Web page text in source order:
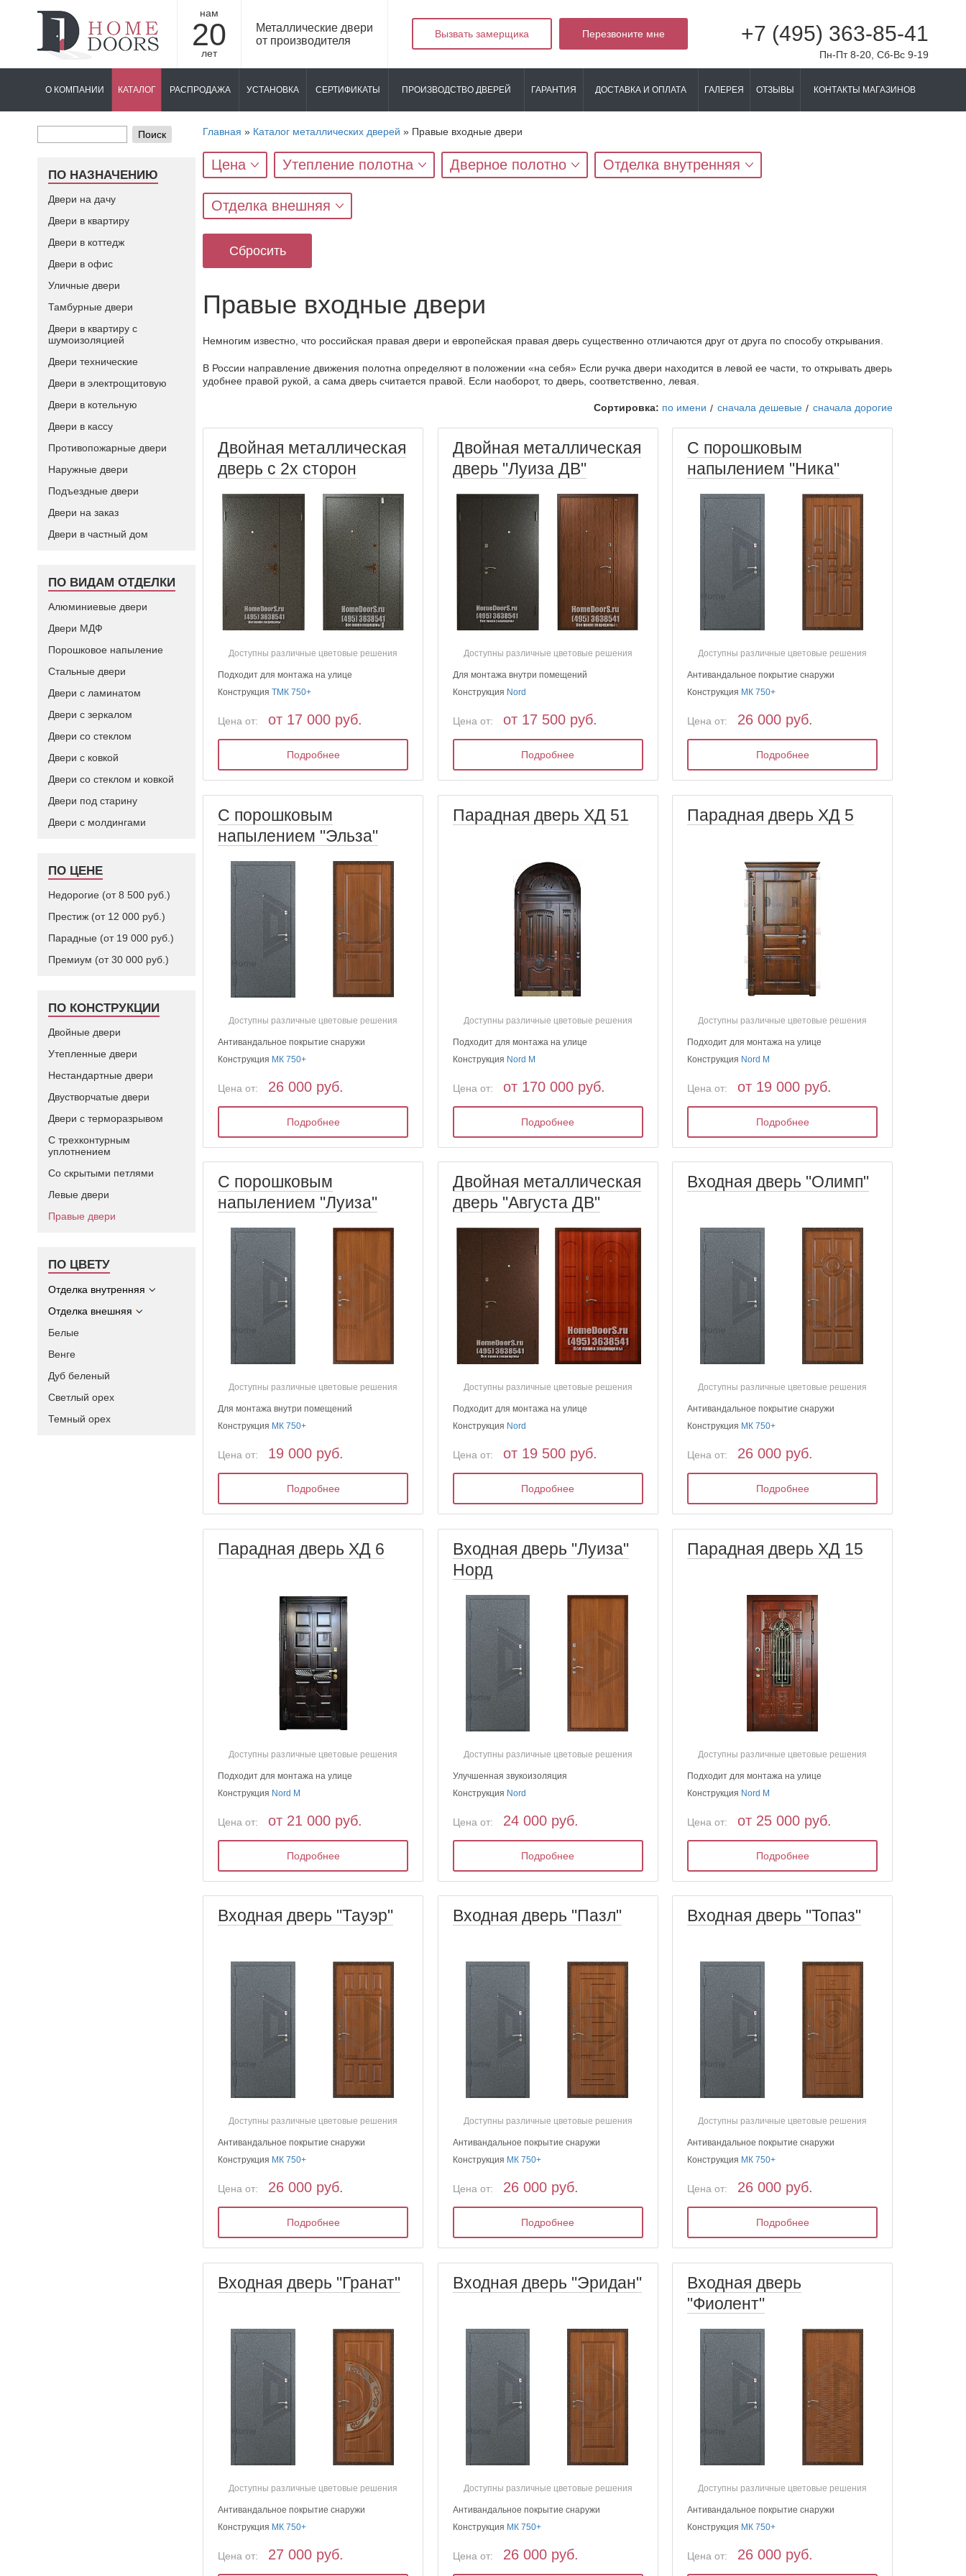
нам
20
лет
Металлические двери
от производителя
Вызвать замерщика Перезвоните мне +7 (495) 363-85-41
Пн-Пт 8-20, Сб-Вс 9-19
О КОМПАНИИ КАТАЛОГ РАСПРОДАЖА УСТАНОВКА СЕРТИФИКАТЫ ПРОИЗВОДСТВО ДВЕРЕЙ ГАРАНТИЯ ДОСТАВКА И ОПЛАТА ГАЛЕРЕЯ ОТЗЫВЫ КОНТАКТЫ МАГАЗИНОВ
Поиск
ПО НАЗНАЧЕНИЮ
Двери на дачу
Двери в квартиру
Двери в коттедж
Двери в офис
Уличные двери
Тамбурные двери
Двери в квартиру с
шумоизоляцией
Двери технические
Двери в электрощитовую
Двери в котельную
Двери в кассу
Противопожарные двери
Наружные двери
Подъездные двери
Двери на заказ
Двери в частный дом
ПО ВИДАМ ОТДЕЛКИ
Алюминиевые двери
Двери МДФ
Порошковое напыление
Стальные двери
Двери с ламинатом
Двери с зеркалом
Двери со стеклом
Двери с ковкой
Двери со стеклом и ковкой
Двери под старину
Двери с молдингами
ПО ЦЕНЕ
Недорогие (от 8 500 руб.)
Престиж (от 12 000 руб.)
Парадные (от 19 000 руб.)
Премиум (от 30 000 руб.)
ПО КОНСТРУКЦИИ
Двойные двери
Утепленные двери
Нестандартные двери
Двустворчатые двери
Двери с терморазрывом
С трехконтурным
уплотнением
Со скрытыми петлями
Левые двери
Правые двери
ПО ЦВЕТУ
Отделка внутренняя
Отделка внешняя
Белые
Венге
Дуб беленый
Светлый орех
Темный орех
Главная » Каталог металлических дверей » Правые входные двери
Цена Утепление полотна Дверное полотно Отделка внутренняя
Отделка внешняя
Сбросить
Правые входные двери
Немногим известно, что российская правая двери и европейская правая дверь существенно отличаются друг от друга по способу открывания.
В России направление движения полотна определяют в положении «на себя» Если ручка двери находится в левой ее части, то открывать дверь
удобнее правой рукой, а сама дверь считается правой. Если наоборот, то дверь, соответственно, левая.
Сортировка: по имени сначала дешевые сначала дорогие
Двойная металлическая
дверь с 2х сторон
Доступны различные цветовые решения
Подходит для монтажа на улице
КонструкцияТМК 750+
Цена от: от 17 000 руб.
Подробнее
Двойная металлическая
дверь "Луиза ДВ"
Доступны различные цветовые решения
Для монтажа внутри помещений
Конструкция Nord
Цена от: от 17 500 руб.
Подробнее
С порошковым
напылением "Ника"
Доступны различные цветовые решения
Антивандальное покрытие снаружи
Конструкция МК 750+
Цена от: 26 000 руб.
Подробнее
С порошковым
напылением "Эльза"
Доступны различные цветовые решения
Антивандальное покрытие снаружи
Конструкция МК 750+
Цена от: 26 000 руб.
Подробнее
Парадная дверь ХД 51
Доступны различные цветовые решения
Подходит для монтажа на улице
Конструкция Nord M
Цена от: от 170 000 руб.
Подробнее
Парадная дверь ХД 5
Доступны различные цветовые решения
Подходит для монтажа на улице
Конструкция Nord M
Цена от: от 19 000 руб.
Подробнее
С порошковым
напылением "Луиза"
Доступны различные цветовые решения
Для монтажа внутри помещений
Конструкция МК 750+
Цена от: 19 000 руб.
Подробнее
Двойная металлическая
дверь "Августа ДВ"
Доступны различные цветовые решения
Подходит для монтажа на улице
Конструкция Nord
Цена от: от 19 500 руб.
Подробнее
Входная дверь "Олимп"
Доступны различные цветовые решения
Антивандальное покрытие снаружи
Конструкция МК 750+
Цена от: 26 000 руб.
Подробнее
Парадная дверь ХД 6
Доступны различные цветовые решения
Подходит для монтажа на улице
Конструкция Nord M
Цена от: от 21 000 руб.
Подробнее
Входная дверь "Луиза"
Норд
Доступны различные цветовые решения
Улучшенная звукоизоляция
Конструкция Nord
Цена от: 24 000 руб.
Подробнее
Парадная дверь ХД 15
Доступны различные цветовые решения
Подходит для монтажа на улице
Конструкция Nord M
Цена от: от 25 000 руб.
Подробнее
Входная дверь "Тауэр"
Доступны различные цветовые решения
Антивандальное покрытие снаружи
Конструкция МК 750+
Цена от: 26 000 руб.
Подробнее
Входная дверь "Пазл"
Доступны различные цветовые решения
Антивандальное покрытие снаружи
Конструкция МК 750+
Цена от: 26 000 руб.
Подробнее
Входная дверь "Топаз"
Доступны различные цветовые решения
Антивандальное покрытие снаружи
Конструкция МК 750+
Цена от: 26 000 руб.
Подробнее
Входная дверь "Гранат"
Доступны различные цветовые решения
Антивандальное покрытие снаружи
Конструкция МК 750+
Цена от: 27 000 руб.
Входная дверь "Эридан"
Доступны различные цветовые решения
Антивандальное покрытие снаружи
Конструкция МК 750+
Цена от: 26 000 руб.
Входная дверь
"Фиолент"
Доступны различные цветовые решения
Антивандальное покрытие снаружи
Конструкция МК 750+
Цена от: 26 000 руб.